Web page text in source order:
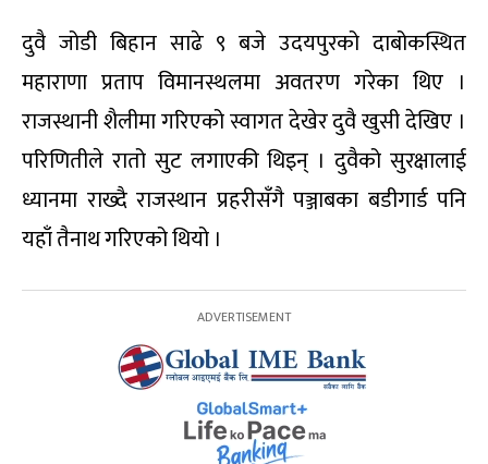
दुवै जोडी बिहान साढे ९ बजे उदयपुरको दाबोकस्थित
महाराणा प्रताप विमानस्थलमा अवतरण गरेका थिए ।
राजस्थानी शैलीमा गरिएको स्वागत देखेर दुवै खुसी देखिए ।
परिणितीले रातो सुट लगाएकी थिइन् । दुवैको सुरक्षालाई
ध्यानमा राख्दै राजस्थान प्रहरीसँगै पञ्जाबका बडीगार्ड पनि
यहाँ तैनाथ गरिएको थियो ।